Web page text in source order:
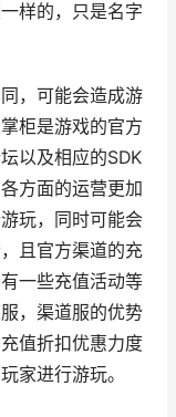
样的，只是名字
，可能会造成游
柜是游戏的官方
以及相应的SDK
方面的运营更加
玩，同时可能会
且官方渠道的充
一些充值活动等
，渠道服的优势
值折扣优惠力度
家进行游玩。